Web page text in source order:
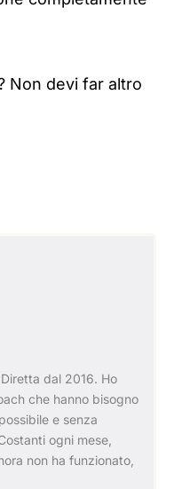
Non devi far altro
dal 2016. Ho
che hanno bisogno
e senza
ogni mese,
non ha funzionato,